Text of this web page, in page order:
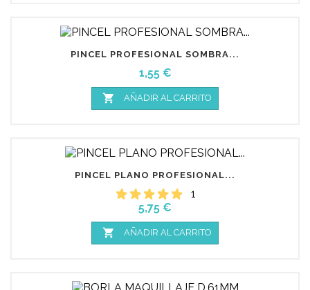
PINCEL PROFESIONAL SOMBRA...
Precio
1,55 €
 AÑADIR AL CARRITO
PINCEL PLANO PROFESIONAL...
1
Precio
5,75 €
 AÑADIR AL CARRITO